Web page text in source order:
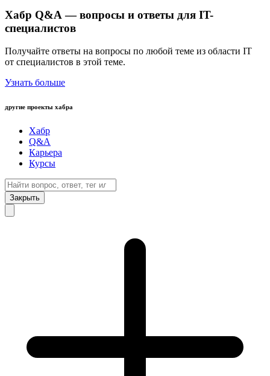
Хабр Q&A — вопросы и ответы для IT-
специалистов
Получайте ответы на вопросы по любой теме из области IT
от специалистов в этой теме.
Узнать больше
другие проекты хабра
Хабр
Q&A
Карьера
Курсы
Закрыть